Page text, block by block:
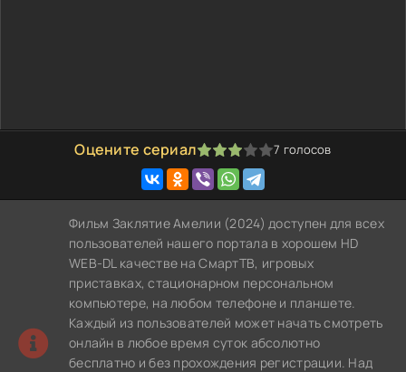
Оцените сериал
1 2 3 4 5 7 голосов
Фильм Заклятие Амелии (2024) доступен для всех
пользователей нашего портала в хорошем HD
WEB-DL качестве на СмартТВ, игровых
приставках, стационарном персональном
компьютере, на любом телефоне и планшете.
Каждый из пользователей может начать смотреть
онлайн в любое время суток абсолютно
бесплатно и без прохождения регистрации. Над